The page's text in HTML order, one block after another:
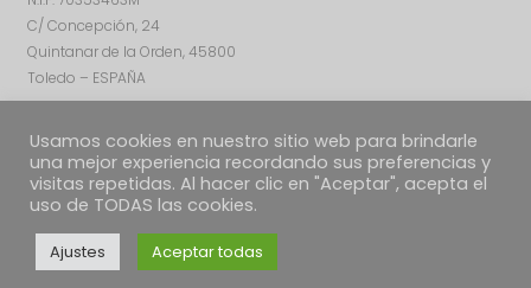
C/ Concepción, 24
Quintanar de la Orden, 45800
Toledo – ESPAÑA
Usamos cookies en nuestro sitio web para brindarle
una mejor experiencia recordando sus preferencias y
visitas repetidas. Al hacer clic en "Aceptar", acepta el
uso de TODAS las cookies.
Ajustes Aceptar todas